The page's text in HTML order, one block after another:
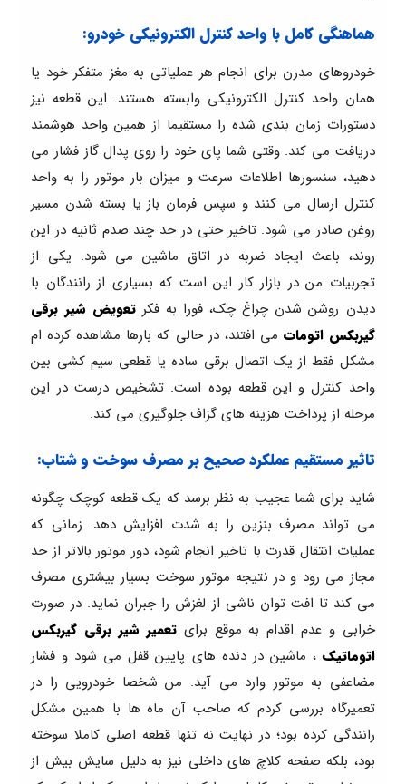
هماهنگی کامل با واحد کنترل الکترونیکی خودرو:
خودروهای مدرن برای انجام هر عملیاتی به مغز متفکر خود یا
همان واحد کنترل الکترونیکی وابسته هستند. این قطعه نیز
دستورات زمان بندی شده را مستقیما از همین واحد هوشمند
دریافت می کند. وقتی شما پای خود را روی پدال گاز فشار می
دهید، سنسورها اطلاعات سرعت و میزان بار موتور را به واحد
کنترل ارسال می کنند و سپس فرمان باز یا بسته شدن مسیر
روغن صادر می شود. تاخیر حتی در حد چند صدم ثانیه در این
روند، باعث ایجاد ضربه در اتاق ماشین می شود. یکی از
تجربیات من در بازار کار این است که بسیاری از رانندگان با
دیدن روشن شدن چراغ چک، فورا به فکرتعویض شیر برقی
گیربکس اتومات می افتند، در حالی که بارها مشاهده کرده ام
مشکل فقط از یک اتصال برقی ساده یا قطعی سیم کشی بین
واحد کنترل و این قطعه بوده است. تشخیص درست در این
مرحله از پرداخت هزینه های گزاف جلوگیری می کند.
تاثیر مستقیم عملکرد صحیح بر مصرف سوخت و شتاب:
شاید برای شما عجیب به نظر برسد که یک قطعه کوچک چگونه
می تواند مصرف بنزین را به شدت افزایش دهد. زمانی که
عملیات انتقال قدرت با تاخیر انجام شود، دور موتور بالاتر از حد
مجاز می رود و در نتیجه موتور سوخت بسیار بیشتری مصرف
می کند تا افت توان ناشی از لغزش را جبران نماید. در صورت
خرابی و عدم اقدام به موقع برایتعمیر شیر برقی گیربکس
اتوماتیک ، ماشین در دنده های پایین قفل می شود و فشار
مضاعفی به موتور وارد می آید. من شخصا خودرویی را در
تعمیرگاه بررسی کردم که صاحب آن ماه ها با همین مشکل
رانندگی کرده بود؛ در نهایت نه تنها قطعه اصلی کاملا سوخته
بود، بلکه صفحه کلاچ های داخلی نیز به دلیل سایش بیش از